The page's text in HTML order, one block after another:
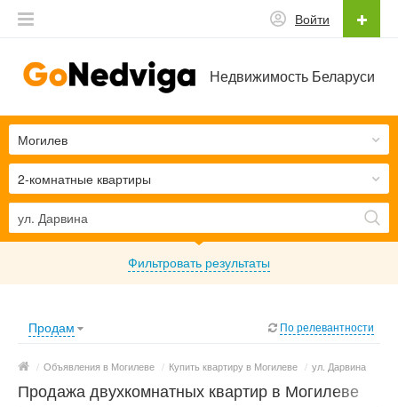
Недвижимость Беларуси
Войти
2-комнатные квартиры
Могилев
Фильтровать результаты
Продам По релевантности
/ Объявления в Могилеве / Купить квартиру в Могилеве / ул. Дарвина
Продажа двухкомнатных квартир в Могилеве